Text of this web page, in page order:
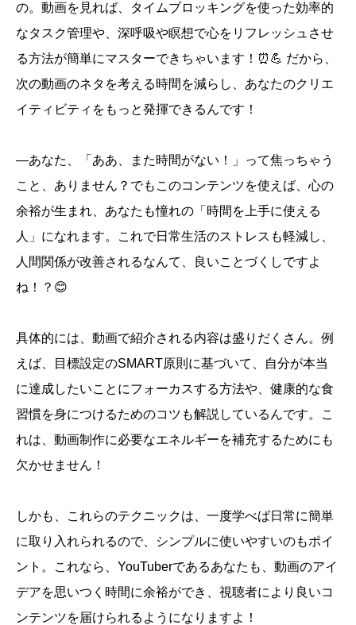
の。動画を見れば、タイムブロッキングを使った効率的
なタスク管理や、深呼吸や瞑想で心をリフレッシュさせ
る方法が簡単にマスターできちゃいます！⏰💪 だから、
次の動画のネタを考える時間を減らし、あなたのクリエ
イティビティをもっと発揮できるんです！
―あなた、「ああ、また時間がない！」って焦っちゃう
こと、ありません？でもこのコンテンツを使えば、心の
余裕が生まれ、あなたも憧れの「時間を上手に使える
人」になれます。これで日常生活のストレスも軽減し、
人間関係が改善されるなんて、良いことづくしですよ
ね！？😊
具体的には、動画で紹介される内容は盛りだくさん。例
えば、目標設定のSMART原則に基づいて、自分が本当
に達成したいことにフォーカスする方法や、健康的な食
習慣を身につけるためのコツも解説しているんです。こ
れは、動画制作に必要なエネルギーを補充するためにも
欠かせません！
しかも、これらのテクニックは、一度学べば日常に簡単
に取り入れられるので、シンプルに使いやすいのもポイ
ント。これなら、YouTuberであるあなたも、動画のアイ
デアを思いつく時間に余裕ができ、視聴者により良いコ
ンテンツを届けられるようになりますよ！